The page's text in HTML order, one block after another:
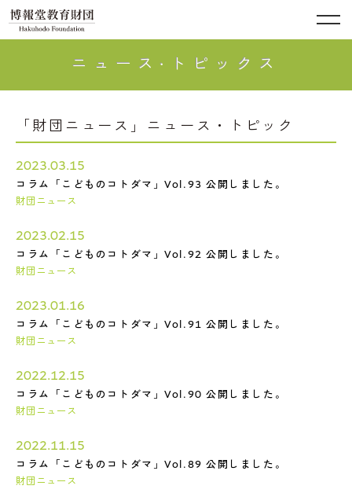
ニュース·トピックス
「財団ニュース」ニュース・トピック
2023.03.15
コラム「こどものコトダマ」Vol.93 公開しました。
財団ニュース
2023.02.15
コラム「こどものコトダマ」Vol.92 公開しました。
財団ニュース
2023.01.16
コラム「こどものコトダマ」Vol.91 公開しました。
財団ニュース
2022.12.15
コラム「こどものコトダマ」Vol.90 公開しました。
財団ニュース
2022.11.15
コラム「こどものコトダマ」Vol.89 公開しました。
財団ニュース